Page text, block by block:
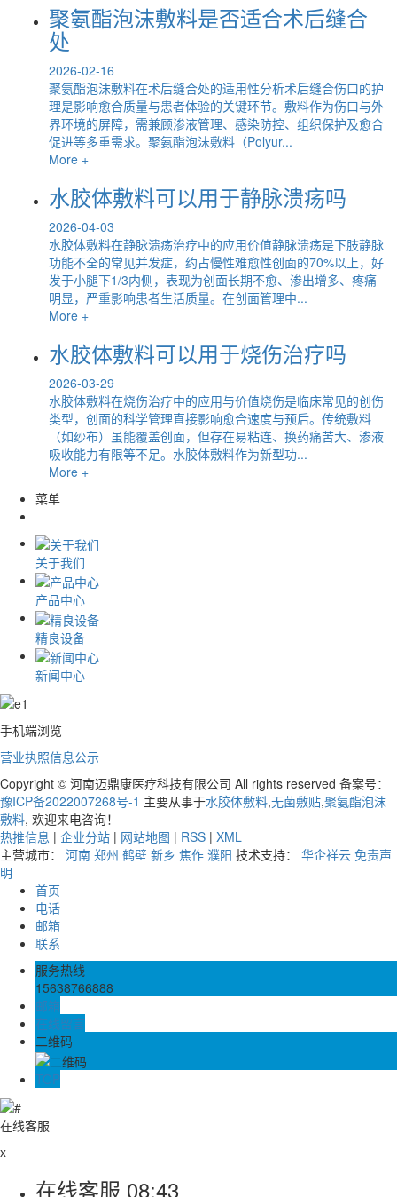
聚氨酯泡沫敷料是否适合术后缝合
处
2026-02-16
聚氨酯泡沫敷料在术后缝合处的适用性分析术后缝合伤口的护
理是影响愈合质量与患者体验的关键环节。敷料作为伤口与外
界环境的屏障，需兼顾渗液管理、感染防控、组织保护及愈合
促进等多重需求。聚氨酯泡沫敷料（Polyur...
More +
水胶体敷料可以用于静脉溃疡吗
2026-04-03
水胶体敷料在静脉溃疡治疗中的应用价值静脉溃疡是下肢静脉
功能不全的常见并发症，约占慢性难愈性创面的70%以上，好
发于小腿下1/3内侧，表现为创面长期不愈、渗出增多、疼痛
明显，严重影响患者生活质量。在创面管理中...
More +
水胶体敷料可以用于烧伤治疗吗
2026-03-29
水胶体敷料在烧伤治疗中的应用与价值烧伤是临床常见的创伤
类型，创面的科学管理直接影响愈合速度与预后。传统敷料
（如纱布）虽能覆盖创面，但存在易粘连、换药痛苦大、渗液
吸收能力有限等不足。水胶体敷料作为新型功...
More +
菜单
关于我们
产品中心
精良设备
新闻中心
手机端浏览
营业执照信息公示
Copyright © 河南迈鼎康医疗科技有限公司 All rights reserved 备案号：
豫ICP备2022007268号-1 主要从事于水胶体敷料,无菌敷贴,聚氨酯泡沫
敷料, 欢迎来电咨询！
热推信息 | 企业分站 | 网站地图 | RSS | XML
主营城市： 河南 郑州 鹤壁 新乡 焦作 濮阳 技术支持： 华企祥云 免责声
明
首页
电话
邮箱
联系
服务热线
15638766888
邮箱
在线留言
二维码
TOP
在线客服
x
在线客服 08:43